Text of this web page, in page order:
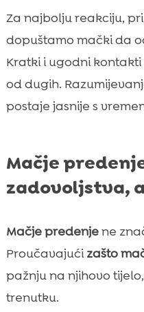
Za najbolju reakciju,
dopuštamo mački da
Kratki i ugodni
od dugih.
postaje jasnije s
Mačje
zadovoljstva,
Mačje predenjene
Proučavajućizašto
pažnju na njihovo
trenutku.